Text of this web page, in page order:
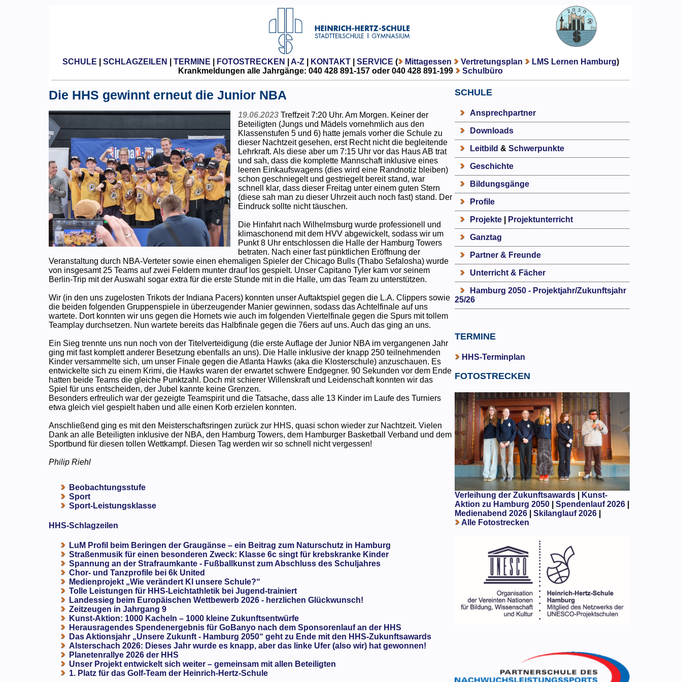
SCHULE SCHLAGZEILEN TERMINE FOTOSTRECKEN A-Z| KONTAKT| SERVICE ( Mittagessen Vertretungsplan LMS Lernen Hamburg)
Krankmeldungen alle Jahrgänge: 040 428 891-157 oder 040 428 891-199
Schulbüro
Die HHS gewinnt erneut die Junior NBA
19.06.2023 Treffzeit 7:20 Uhr. Am Morgen. Keiner der
Beteiligten (Jungs und Mädels vornehmlich aus den
Klassenstufen 5 und 6) hatte jemals vorher die Schule zu
dieser Nachtzeit gesehen, erst Recht nicht die begleitende
Lehrkraft. Als diese aber um 7:15 Uhr vor das Haus AB trat
und sah, dass die komplette Mannschaft inklusive eines
leeren Einkaufswagens (dies wird eine Randnotiz bleiben)
schon geschniegelt und gestriegelt bereit stand, war
schnell klar, dass dieser Freitag unter einem guten Stern
(diese sah man zu dieser Uhrzeit auch noch fast) stand. Der
Eindruck sollte nicht täuschen.
Die Hinfahrt nach Wilhelmsburg wurde professionell und
klimaschonend mit dem HVV abgewickelt, sodass wir um
Punkt 8 Uhr entschlossen die Halle der Hamburg Towers
betraten. Nach einer fast pünktlichen Eröffnung der
Veranstaltung durch NBA-Verteter sowie einen ehemaligen Spieler der Chicago Bulls (Thabo Sefalosha) wurde
von insgesamt 25 Teams auf zwei Feldern munter drauf los gespielt. Unser Capitano Tyler kam vor seinem
Berlin-Trip mit der Auswahl sogar extra für die erste Stunde mit in die Halle, um das Team zu unterstützen.
Wir (in den uns zugelosten Trikots der Indiana Pacers) konnten unser Auftaktspiel gegen die L.A. Clippers sowie
die beiden folgenden Gruppenspiele in überzeugender Manier gewinnen, sodass das Achtelfinale auf uns
wartete. Dort konnten wir uns gegen die Hornets wie auch im folgenden Viertelfinale gegen die Spurs mit tollem
Teamplay durchsetzen. Nun wartete bereits das Halbfinale gegen die 76ers auf uns. Auch das ging an uns.
Ein Sieg trennte uns nun noch von der Titelverteidigung (die erste Auflage der Junior NBA im vergangenen Jahr
ging mit fast komplett anderer Besetzung ebenfalls an uns). Die Halle inklusive der knapp 250 teilnehmenden
Kinder versammelte sich, um unser Finale gegen die Atlanta Hawks (aka die Klosterschule) anzuschauen. Es
entwickelte sich zu einem Krimi, die Hawks waren der erwartet schwere Endgegner. 90 Sekunden vor dem Ende
hatten beide Teams die gleiche Punktzahl. Doch mit schierer Willenskraft und Leidenschaft konnten wir das
Spiel für uns entscheiden, der Jubel kannte keine Grenzen.
Besonders erfreulich war der gezeigte Teamspirit und die Tatsache, dass alle 13 Kinder im Laufe des Turniers
etwa gleich viel gespielt haben und alle einen Korb erzielen konnten.
Anschließend ging es mit den Meisterschaftsringen zurück zur HHS, quasi schon wieder zur Nachtzeit. Vielen
Dank an alle Beteiligten inklusive der NBA, den Hamburg Towers, dem Hamburger Basketball Verband und dem
Sportbund für diesen tollen Wettkampf. Diesen Tag werden wir so schnell nicht vergessen!
Philip Riehl
Beobachtungsstufe
Sport
Sport-Leistungsklasse
HHS-Schlagzeilen
LuM Profil beim Beringen der Graugänse – ein Beitrag zum Naturschutz in Hamburg
Straßenmusik für einen besonderen Zweck: Klasse 6c singt für krebskranke Kinder
Spannung an der Strafraumkante - Fußballkunst zum Abschluss des Schuljahres
Chor- und Tanzprofile bei 6k United
Medienprojekt „Wie verändert KI unsere Schule?“
Tolle Leistungen für HHS-Leichtathletik bei Jugend-trainiert
Landessieg beim Europäischen Wettbewerb 2026 - herzlichen Glückwunsch!
Zeitzeugen in Jahrgang 9
Kunst-Aktion: 1000 Kacheln – 1000 kleine Zukunftsentwürfe
Herausragendes Spendenergebnis für GoBanyo nach dem Sponsorenlauf an der HHS
Das Aktionsjahr „Unsere Zukunft - Hamburg 2050“ geht zu Ende mit den HHS-Zukunftsawards
Alsterschach 2026: Dieses Jahr wurde es knapp, aber das linke Ufer (also wir) hat gewonnen!
Planetenrallye 2026 der HHS
Unser Projekt entwickelt sich weiter – gemeinsam mit allen Beteiligten
1. Platz für das Golf-Team der Heinrich-Hertz-Schule
SCHULE
Ansprechpartner
Downloads
Leitbild & Schwerpunkte
Geschichte
Bildungsgänge
Profile
Projekte| Projektunterricht
Ganztag
Partner & Freunde
Unterricht & Fächer
Hamburg 2050 - Projektjahr/Zukunftsjahr
25/26
TERMINE
HHS-Terminplan
FOTOSTRECKEN
Verleihung der Zukunftsawards|
Kunst-
Aktion zu Hamburg 2050
Spendenlauf 2026|
Medienabend 2026| Skilanglauf 2026|
Alle Fotostrecken